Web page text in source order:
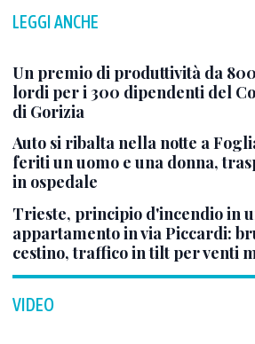
LEGGI ANCHE
Un premio di produttività da
lordi per i 300 dipendenti del
di Gorizia
Auto si ribalta nella notte a
feriti un uomo e una donna,
in ospedale
Trieste, principio d'incendio in
appartamento in via Piccardi:
cestino, traffico in tilt per venti
VIDEO